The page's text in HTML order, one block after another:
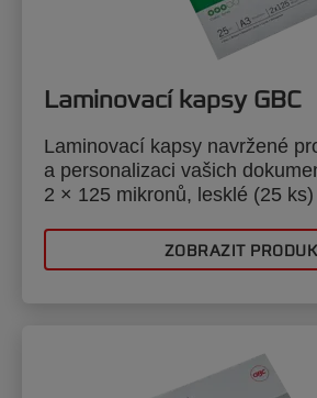
Laminovací kapsy GBC
Laminovací kapsy navržené
a personalizaci vašich
2 × 125 mikronů, lesklé (25 ks)
ZOBRAZIT